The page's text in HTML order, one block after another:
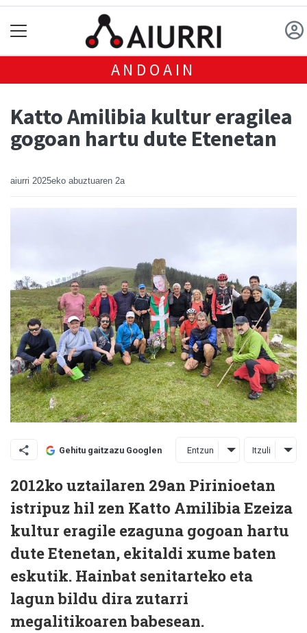
ANDOAIN
Katto Amilibia kultur eragilea
gogoan hartu dute Etenetan
aiurri 2025eko abuztuaren 2a
Gehitu gaitzazu Googlen Entzun Itzuli
2012ko uztailaren 29an Pirinioetan
istripuz hil zen Katto Amilibia Ezeiza
kultur eragile ezaguna gogoan hartu
dute Etenetan, ekitaldi xume baten
eskutik. Hainbat senitarteko eta
lagun bildu dira zutarri
megalitikoaren babesean.